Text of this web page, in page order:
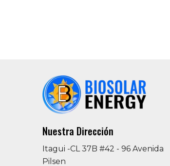
Nuestra Dirección
Itagui -CL 37B #42 - 96 Avenida
Pilsen